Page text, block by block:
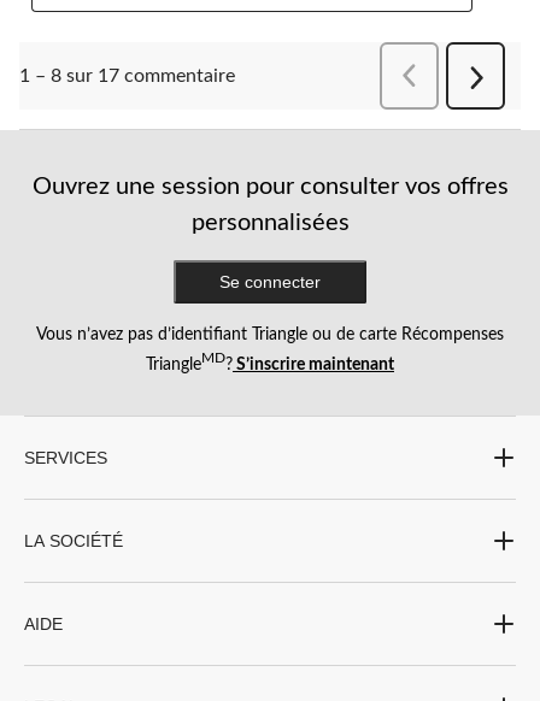
1 – 8 sur 17 commentaire
Suivant
Ouvrez une session pour consulter vos offres
personnalisées
Se connecter
Vous n’avez pas d’identifiant Triangle ou de carte Récompenses
TriangleMD? S’inscrire maintenant
SERVICES
LA SOCIÉTÉ
AIDE